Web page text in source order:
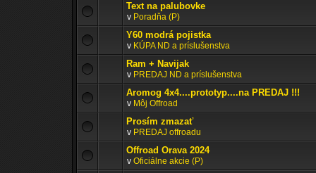
Text na palubovke
v Poradňa (P)
Y60 modrá pojistka
v KÚPA ND a príslušenstva
Ram + Navijak
v PREDAJ ND a príslušenstva
Aromog 4x4....prototyp....na PREDAJ !!!
v Môj Offroad
Prosím zmazať
v PREDAJ offroadu
Offroad Orava 2024
v Oficiálne akcie (P)